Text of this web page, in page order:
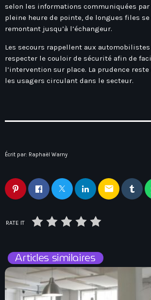
Hauts-De-France
Île-De-France
Normandie
Nouvelle-Aquitaine
Contacts
selon les informations communiquées par
pleine heure de pointe, de longues files se
remontant jusqu’à l’échangeur.
Les secours rappellent aux
respecter le couloir de sécurité afin de
l’intervention sur place. La prudence
les usagers circulant dans le secteur.
Écrit par: Raphaël Warny
email
RATE IT
Articles similaires